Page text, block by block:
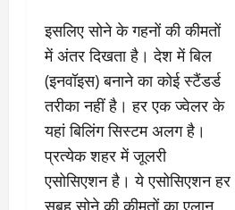
इसलिए सोने के गहनों की कीमतों
में अंतर दिखता है। देश में बिल
(इनवॉइस) बनाने का कोई स्टैंडर्ड
तरीका नहीं है। हर एक ज्वेलर के
यहां बिलिंग सिस्टम अलग है।
प्रत्येक शहर में जूलरी
एसोसिएशन है। ये एसोसिएशन हर
सुबह सोने की कीमतों का एलान